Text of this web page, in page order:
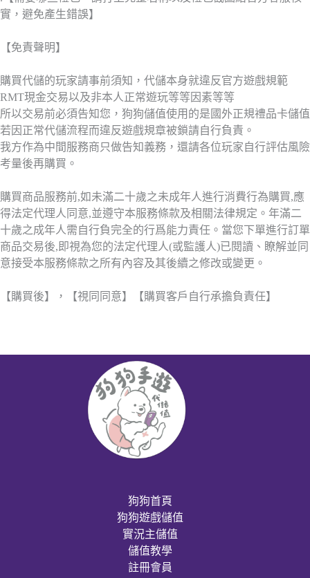
實，避免產生錯誤】
【免責聲明】
購買代儲的玩家請事前須知，代儲本身就違反官方遊戲規範
RMT現金交易以及非本人正常遊玩等等因素等等
所以交易前必須告知您，狗狗儲值使用的是國外正規禮品卡儲值
若因正常代儲流程而違反遊戲規章被鎖請自行負責。
我方作為中間服務商只做告知義務，還請各位玩家自行評估風險
考量後再購買。
購買商品服務前,如未滿二十歲之未成年人進行消費行為購買,應
得法定代理人同意,並遵守本服務條款及相關法律規定。年滿二
十歲之成年人需自行負完全的行爲能力責任。當您下單進行訂單
商品交易後,即視為您的法定代理人(或監護人)已閱讀、瞭解並同
意接受本服務條款之所有內容及其後續之修改或變更。
【購買後】，【視同同意】【購買客戶自行承擔負責任】
狗狗首頁
狗狗遊戲儲值
實況主儲值
儲值教學
註冊會員